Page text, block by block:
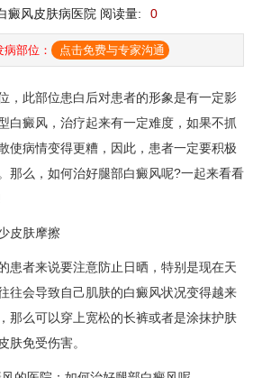
癜风皮肤病医院 阅读量: 0
部位： 点击免费与专家沟通
此部位患白后对患者的形象是有一定影
白癜风，治疗起来有一定难度，如果不抓
使病情变得更糟，因此，患者一定要积极
那么，如何治好腿部白癜风呢?一起来看看
皮肤摩擦
者来说要注意防止日晒，特别是现在天
往会导致自己肌肤的白癜风状况变得越来
那么可以穿上宽松的长裤或者是涂抹护肤
肤免受伤害。